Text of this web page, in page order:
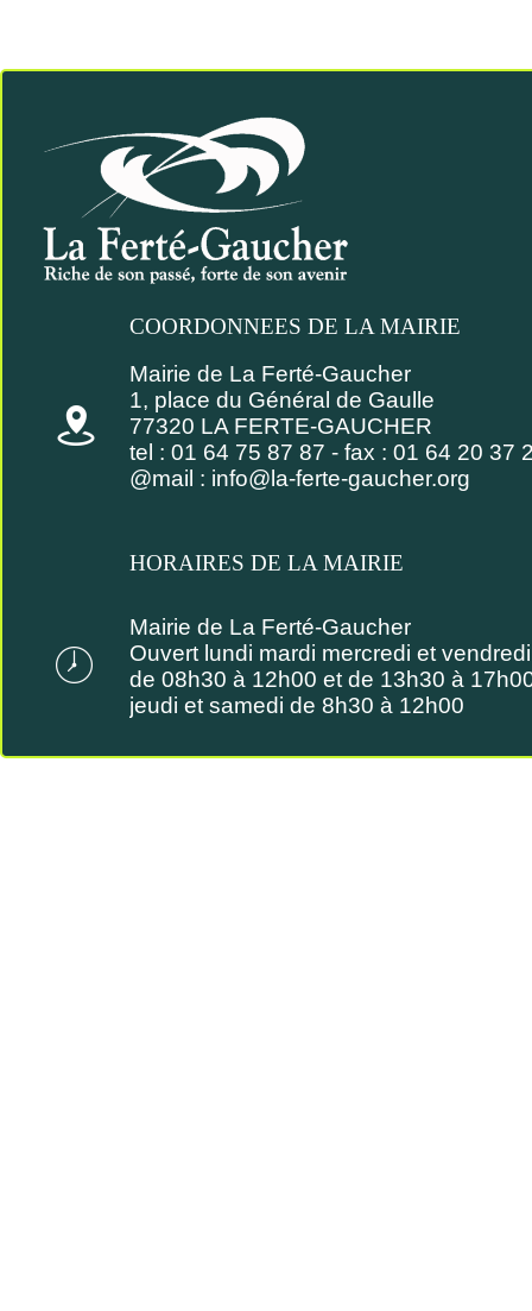
Mairie de La Ferté-Gaucher
1, place du Général de Gaulle
77320 LA FERTE-GAUCHER
tel : 01 64 75 87 87 - fax : 01 64 20 37
@mail : info@la-ferte-gaucher.org
COORDONNEES DE LA MAIRIE
Mairie de La Ferté-Gaucher
Ouvert lundi mardi mercredi et vendredi
de 08h30 à 12h00 et de 13h30 à
jeudi et samedi de 8h30 à 12h00
HORAIRES DE LA MAIRIE